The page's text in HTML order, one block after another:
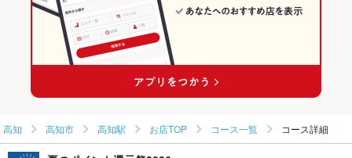
高知 高知市 高知駅 お店TOP コース一覧 コース詳細